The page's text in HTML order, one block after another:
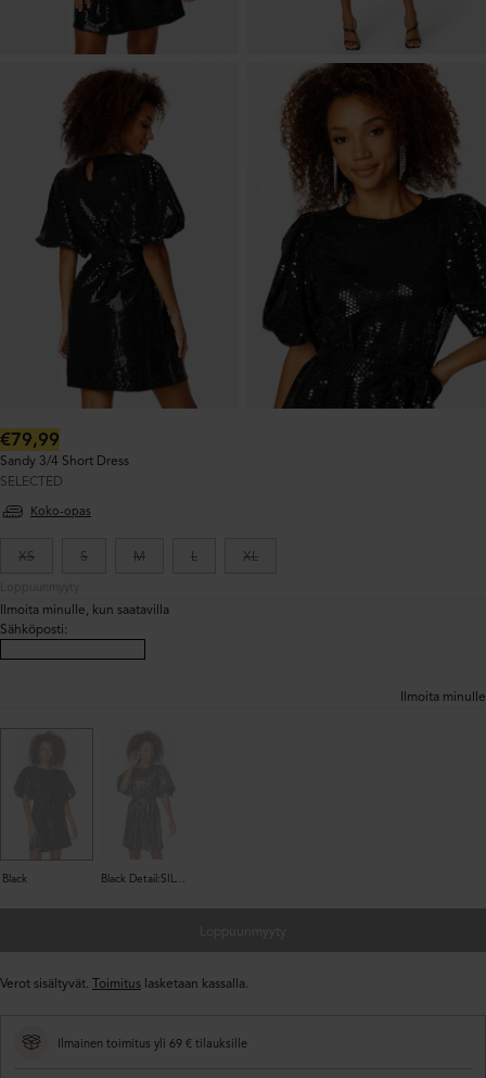
Normaalihinta:
€79,99
Sandy 3/4 Short Dress
SELECTED
Koko-opas
XS S M L XL
Ilmoita minulle, kun saatavilla
Sähköposti:
Ilmoita minulle
Black Black Detail:SILVER SEQUINS
Verot sisältyvät. Toimitus lasketaan kassalla.
Ilmainen toimitus yli 69 € tilauksille